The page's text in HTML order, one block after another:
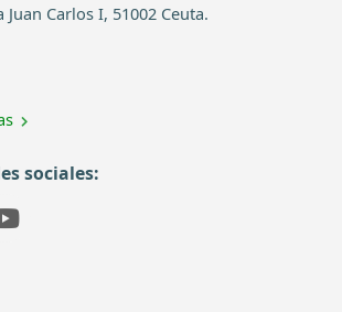
Juan Carlos I, 51002 Ceuta.
sociales: